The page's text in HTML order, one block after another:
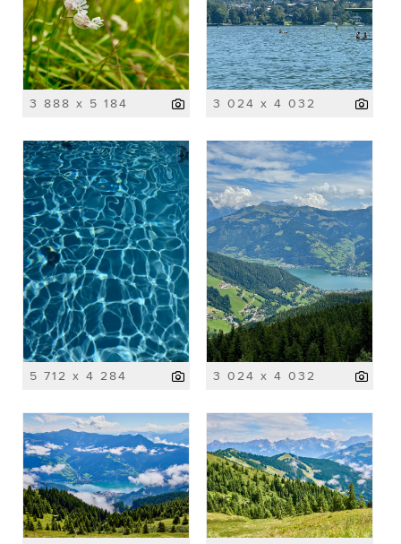
3 888 x 5 184 3 024 x 4 032
5 712 x 4 284 3 024 x 4 032